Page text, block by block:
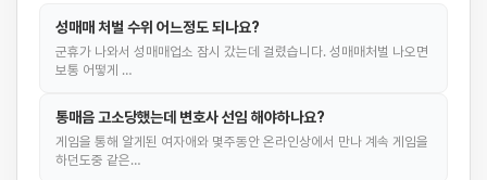
성매매 처벌 수위 어느정도 되나요?
군휴가 나와서 성매매업소 잠시 갔는데 걸렸습니다. 성매매처벌 나오면
보통 어떻게 …
통매음 고소당했는데 변호사 선임 해야하나요?
게임을 통해 알게된 여자애와 몇주동안 온라인상에서 만나 계속 게임을
하던도중 같은…